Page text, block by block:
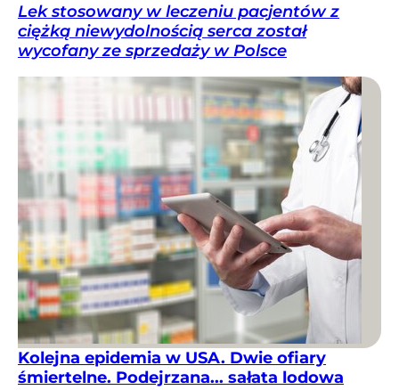
Lek stosowany w leczeniu pacjentów z
ciężką niewydolnością serca został
wycofany ze sprzedaży w Polsce
Kolejna epidemia w USA. Dwie ofiary
śmiertelne. Podejrzana... sałata lodowa